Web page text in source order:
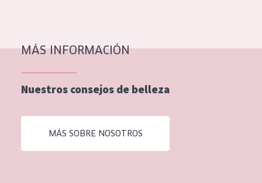
Piel normal y seca
Piel mixata o grasa
Piel madura
Piel expuesta al sol
Piel menopáusica
MÁS INFORMACIÓN
Nuestros consejos de belleza
MÁS SOBRE NOSOTROS